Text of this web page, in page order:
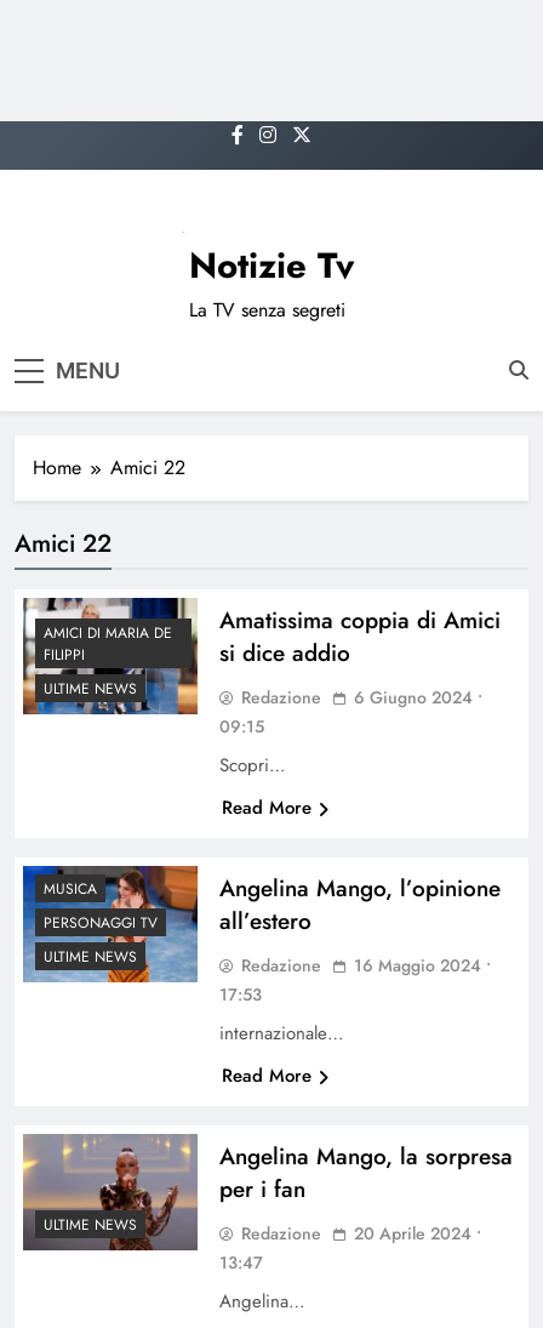
to
Notizie Tv
La TV senza segreti
MENU
Home Amici 22
Amici 22
AMICI DI MARIA DE
FILIPPI
ULTIME NEWS
Amatissima coppia di Amici
si dice addio
Redazione
6 Giugno 2024 •
09:15
Scopri…
Read More
MUSICA
PERSONAGGI TV
ULTIME NEWS
Angelina Mango, l’opinione
all’estero
Redazione
16 Maggio 2024 •
17:53
internazionale…
Read More
ULTIME NEWS
Angelina Mango, la sorpresa
per i fan
Redazione
20 Aprile 2024 •
13:47
Angelina…